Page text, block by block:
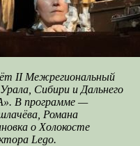
II Межрегиональный
Сибири и Дальнего
В программе —
Романа
о Холокосте
Lego.